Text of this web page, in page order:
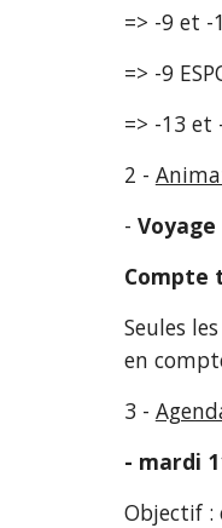
=> -9 et -
=> -9
=> -13
2 -
-
Compte
Seules
en
3 -
- mardi
Objectif :